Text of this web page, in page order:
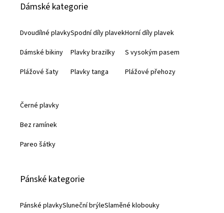
Dámské kategorie
Dvoudílné plavky
Dámské bikiny
Plážové šaty
Spodní díly plavek
Plavky brazilky
Plavky tanga
Horní díly plavek
S vysokým pasem
Plážové přehozy
Černé plavky
Bez ramínek
Pareo šátky
Pánské kategorie
Pánské plavkySluneční brýleSlaměné klobouky